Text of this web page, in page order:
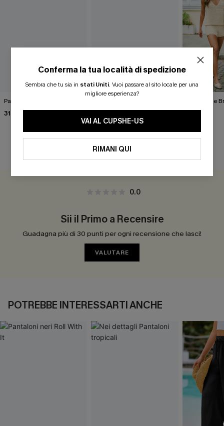
Pantaloni decorati Sea Ya
31,00 €
Gilet beige
RECENSIONI DEI CLIENTI
0.0
Sii il Primo a Recensire
Guadagna più di 30 punti per ogni recensione che lasci!
VALUTARE
POTREBBE INTERESSARTI ANCHE
Conferma la tua località di spedizione
Sembra che tu sia in stati Uniti. Vuoi passare al sito locale per una
migliore esperienza?
VAI AL CUPSHE-US
RIMANI QUI